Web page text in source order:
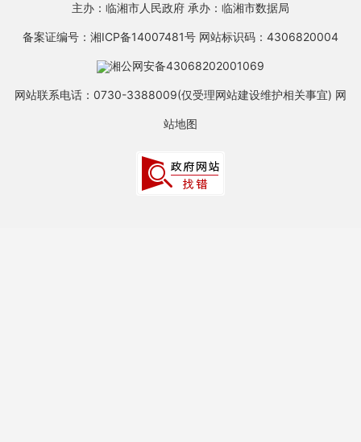
主办：临湘市人民政府 承办：临湘市数据局
备案证编号：湘ICP备14007481号 网站标识码：4306820004
湘公网安备43068202001069
网站联系电话：0730-3388009(仅受理网站建设维护相关事宜) 网
站地图